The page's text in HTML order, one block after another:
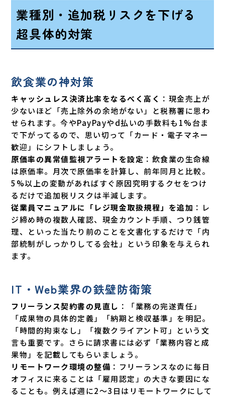
業種別・追加税リスクを下げる
超具体的対策
飲食業の神対策
キャッシュレス決済比率をなるべく高く ：現金売上が
少ないほど「売上除外の余地がない」と税務署に思わ
せられます。今やPayPayやd払いの手数料も1%台ま
で下がってるので、思い切って「カード・電子マネー
歓迎」にシフトしましょう。
原価率の異常値監視アラートを設定 ：飲食業の生命線
は原価率。月次で原価率を計算し、前年同月と比較。
5%以上の変動があればすぐ原因究明するクセをつけ
るだけで追加税リスクは半減します。
従業員マニュアルに「レジ現金取扱規程」を追加 ：レ
ジ締め時の複数人確認、現金カウント手順、つり銭管
理、といった当たり前のことを文書化するだけで「内
部統制がしっかりしてる会社」という印象を与えられ
ます。
IT・Web業界の鉄壁防衛策
フリーランス契約書の見直し ：「業務の完遂責任」
「成果物の具体的定義」「納期と検収基準」を明記。
「時間的拘束なし」「複数クライアント可」という文
言も重要です。さらに請求書には必ず「業務内容と成
果物」を記載してもらいましょう。
リモートワーク環境の整備 ：フリーランスなのに毎日
オフィスに来ることは「雇用認定」の大きな要因にな
ることも。例えば週に2〜3日はリモートワークにして